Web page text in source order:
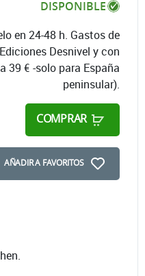
DISPONIBLE
en 24-48 h. Gastos de
Desnivel y con
39 € -solo para España
peninsular).
COMPRAR
AÑADIR A FAVORITOS